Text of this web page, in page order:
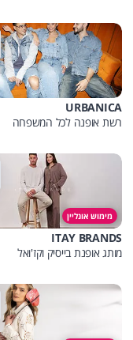
URBANICA
רשת אופנה לכל המשפחה
מימוש אונליין
ITAY BRANDS
מותג אופנת בייסיק וקז'ואל